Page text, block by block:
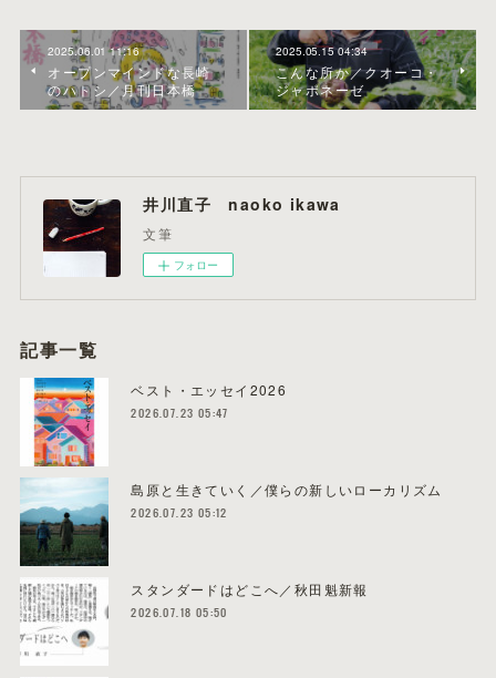
2025.06.01 11:16
オープンマインドな長崎
のハトシ／月刊日本橋
2025.05.15 04:34
こんな所か／クオーコ・
ジャポネーゼ
井川直子 naoko ikawa
文筆
フォロー
記事一覧
ベスト・エッセイ2026
2026.07.23 05:47
島原と生きていく／僕らの新しいローカリズム
2026.07.23 05:12
スタンダードはどこへ／秋田魁新報
2026.07.18 05:50